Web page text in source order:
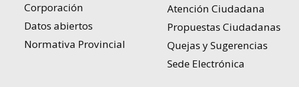
Corporación
Datos abiertos
Normativa Provincial
Atención Ciudadana
Propuestas Ciudadanas
Quejas y Sugerencias
Sede Electrónica